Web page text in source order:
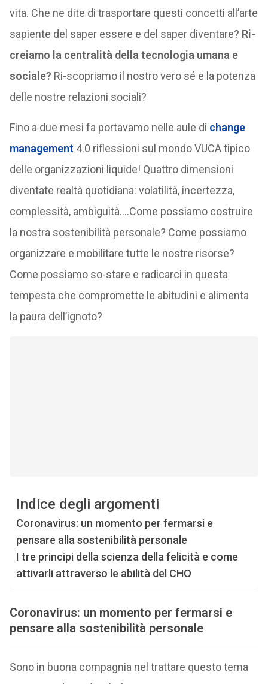
vita. Che ne dite di trasportare questi concetti all’arte
sapiente del saper essere e del saper diventare? Ri-
creiamo la centralità della tecnologia umana e
sociale? Ri-scopriamo il nostro vero sé e la potenza
delle nostre relazioni sociali?
Fino a due mesi fa portavamo nelle aule di change
management 4.0 riflessioni sul mondo VUCA tipico
delle organizzazioni liquide! Quattro dimensioni
diventate realtà quotidiana: volatilità, incertezza,
complessità, ambiguità….Come possiamo costruire
la nostra sostenibilità personale? Come possiamo
organizzare e mobilitare tutte le nostre risorse?
Come possiamo so-stare e radicarci in questa
tempesta che compromette le abitudini e alimenta
la paura dell’ignoto?
Indice degli argomenti
Coronavirus: un momento per fermarsi e
pensare alla sostenibilità personale
I tre principi della scienza della felicità e come
attivarli attraverso le abilità del CHO
Coronavirus: un momento per fermarsi e
pensare alla sostenibilità personale
Sono in buona compagnia nel trattare questo tema